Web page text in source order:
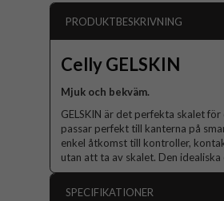
PRODUKTBESKRIVNING
Celly GELSKIN
Mjuk och bekväm.
GELSKIN är det perfekta skalet
passar perfekt till kanterna på
enkel åtkomst till kontroller,
utan att ta av skalet. Den
SPECIFIKATIONER